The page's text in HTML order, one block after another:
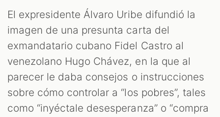
El expresidente Álvaro Uribe difundió la
imagen de una presunta carta del
exmandatario cubano Fidel Castro al
venezolano Hugo Chávez, en la que al
parecer le daba consejos o instrucciones
sobre cómo controlar a “los pobres”, tales
como “inyéctale desesperanza” o “compra